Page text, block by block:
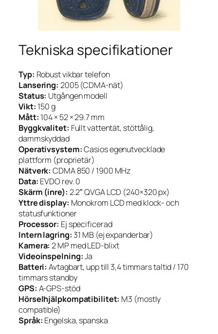
Tekniska specifikationer
Typ: Robust vikbar telefon
Lansering: 2005 (CDMA-nät)
Status: Utgången modell
Vikt: 150 g
Mått: 104 × 52 × 29.7 mm
Byggkvalitet: Fullt vattentät, stöttålig,
dammskyddad
Operativsystem:Casios egenutvecklade
plattform (proprietär)
Nätverk: CDMA 850 / 1900 MHz
Data: EVDO rev. 0
Skärm (inre): 2.2″ QVGA LCD (240×320 px)
Yttre display: Monokrom LCD med klock- och
statusfunktioner
Processor: Ej specificerad
Intern lagring: 31 MB (ej expanderbar)
Kamera: 2 MP med LED-blixt
Videoinspelning:Ja
Batteri: Avtagbart, upp till 3,4 timmars taltid / 170
timmars standby
GPS: A-GPS-stöd
Hörselhjälpkompatibilitet: M3 (mostly
compatible)
Språk: Engelska, spanska